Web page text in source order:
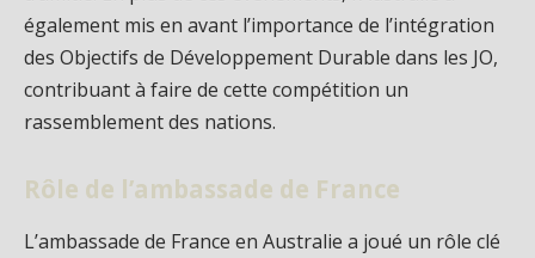
également mis en avant l’importance de l’intégration
des Objectifs de Développement Durable dans les JO,
contribuant à faire de cette compétition un
rassemblement des nations.
Rôle de l’ambassade de France
L’ambassade de France en Australie a joué un rôle clé